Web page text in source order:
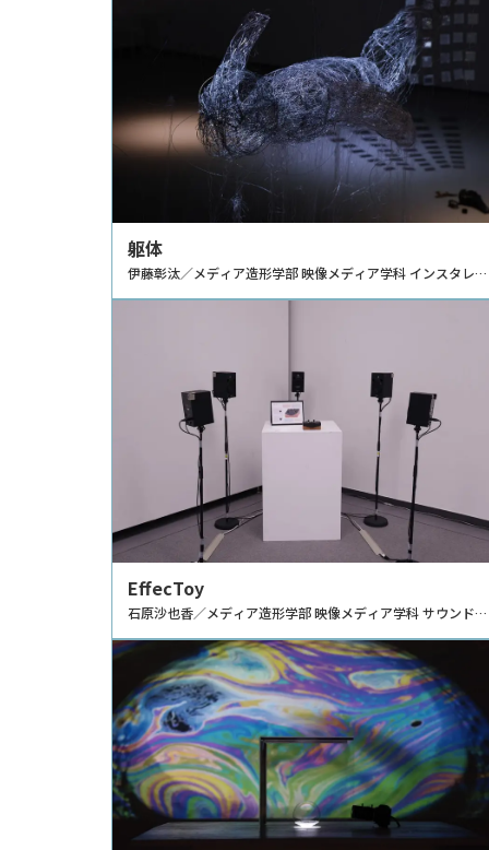
躯体
伊藤彰汰／メディア造形学部 映像メディア学科 インスタレー
EffecToy
石原沙也香／メディア造形学部 映像メディア学科 サウンド領